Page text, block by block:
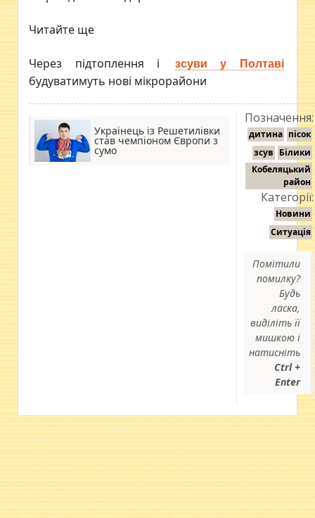
Читайте ще
Через підтоплення і зсуви у Полтаві
будуватимуть нові мікрорайони
Українець із Решетилівки
став чемпіоном Європи з
сумо
Позначення:
дитина пісок
зсув Білики
Кобеляцький
район
Категорії:
Новини
Ситуація
Помітили
помилку?
Будь
ласка,
виділіть її
мишкою і
натисніть
Ctrl +
Enter